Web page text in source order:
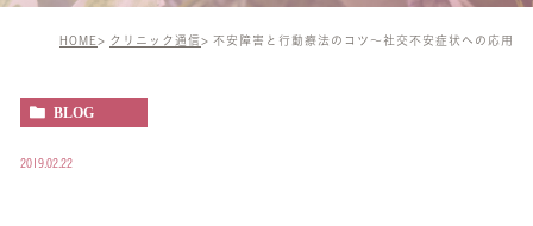
HOME クリニック通信 不安障害と行動療法のコツ～社交不安症状への応用
BLOG
2019.02.22